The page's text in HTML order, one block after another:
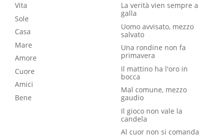
Vita
Sole
Casa
Mare
Amore
Cuore
Amici
Bene
La verità vien sempre a
galla
Uomo avvisato, mezzo
salvato
Una rondine non fa
primavera
Il mattino ha l'oro in
bocca
Mal comune, mezzo
gaudio
Il gioco non vale la
candela
Al cuor non si comanda